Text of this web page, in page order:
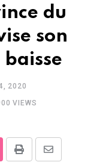
du
son
2020
VIEWS
Print
Share